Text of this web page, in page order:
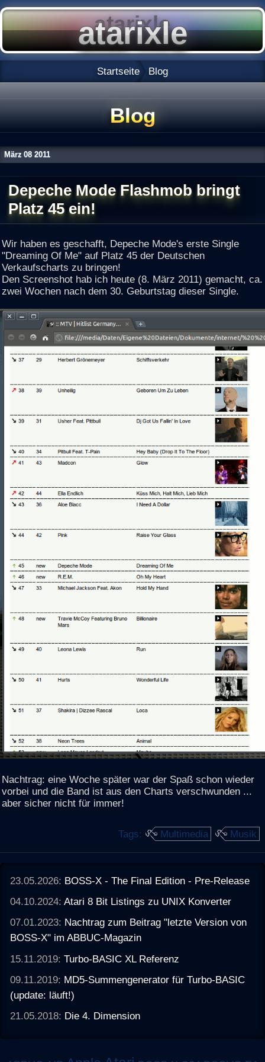
Startseite Blog
Blog
März 08 2011
Depeche Mode Flashmob bringt
Platz 45 ein!
Wir haben es geschafft, Depeche Mode's erste Single
"Dreaming Of Me" auf Platz 45 der Deutschen
Verkaufscharts zu bringen!
Den Screenshot hab ich heute (8. März 2011) gemacht, ca.
zwei Wochen nach dem 30. Geburtstag dieser Single.
Nachtrag: eine Woche später war der Spaß schon wieder
vorbei und die Band ist aus den Charts verschwunden ...
aber sicher nicht für immer!
Tags: Multimedia Musik
23.05.2026: BOSS-X - The Final Edition - Pre-Release
04.10.2024:Atari 8 Bit Listings zu UNIX Konverter
07.01.2023: Nachtrag zum Beitrag "letzte Version von
BOSS-X" im ABBUC-Magazin
15.11.2019:Turbo-BASIC XL Referenz
09.11.2019: MD5-Summengenerator für Turbo-BASIC
(update: läuft!)
21.05.2018: Die 4. Dimension